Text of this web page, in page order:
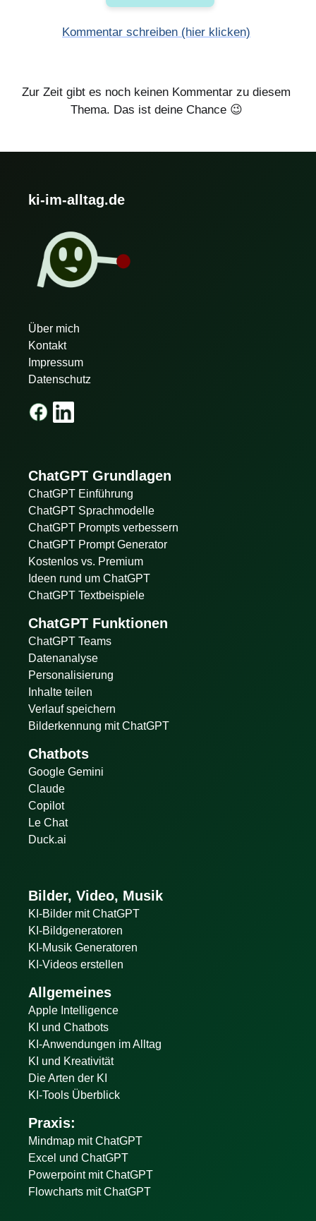
Kommentar schreiben (hier klicken)
Zur Zeit gibt es noch keinen Kommentar zu diesem
Thema. Das ist deine Chance 😉
ki-im-alltag.de
Über mich
Kontakt
Impressum
Datenschutz
ChatGPT Grundlagen
ChatGPT Einführung
ChatGPT Sprachmodelle
ChatGPT Prompts verbessern
ChatGPT Prompt Generator
Kostenlos vs. Premium
Ideen rund um ChatGPT
ChatGPT Textbeispiele
ChatGPT Funktionen
ChatGPT Teams
Datenanalyse
Personalisierung
Inhalte teilen
Verlauf speichern
Bilderkennung mit ChatGPT
Chatbots
Google Gemini
Claude
Copilot
Le Chat
Duck.ai
Bilder, Video, Musik
KI-Bilder mit ChatGPT
KI-Bildgeneratoren
KI-Musik Generatoren
KI-Videos erstellen
Allgemeines
Apple Intelligence
KI und Chatbots
KI-Anwendungen im Alltag
KI und Kreativität
Die Arten der KI
KI-Tools Überblick
Praxis:
Mindmap mit ChatGPT
Excel und ChatGPT
Powerpoint mit ChatGPT
Flowcharts mit ChatGPT